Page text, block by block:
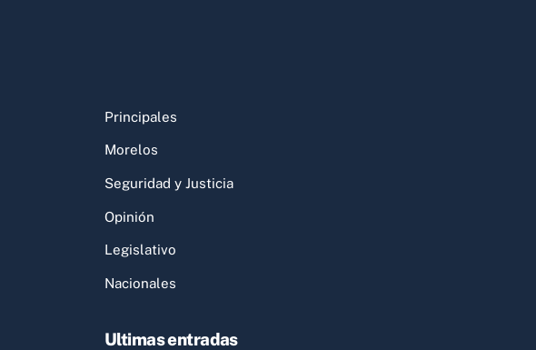
Principales
Morelos
Seguridad y Justicia
Opinión
Legislativo
Nacionales
Ultimas entradas